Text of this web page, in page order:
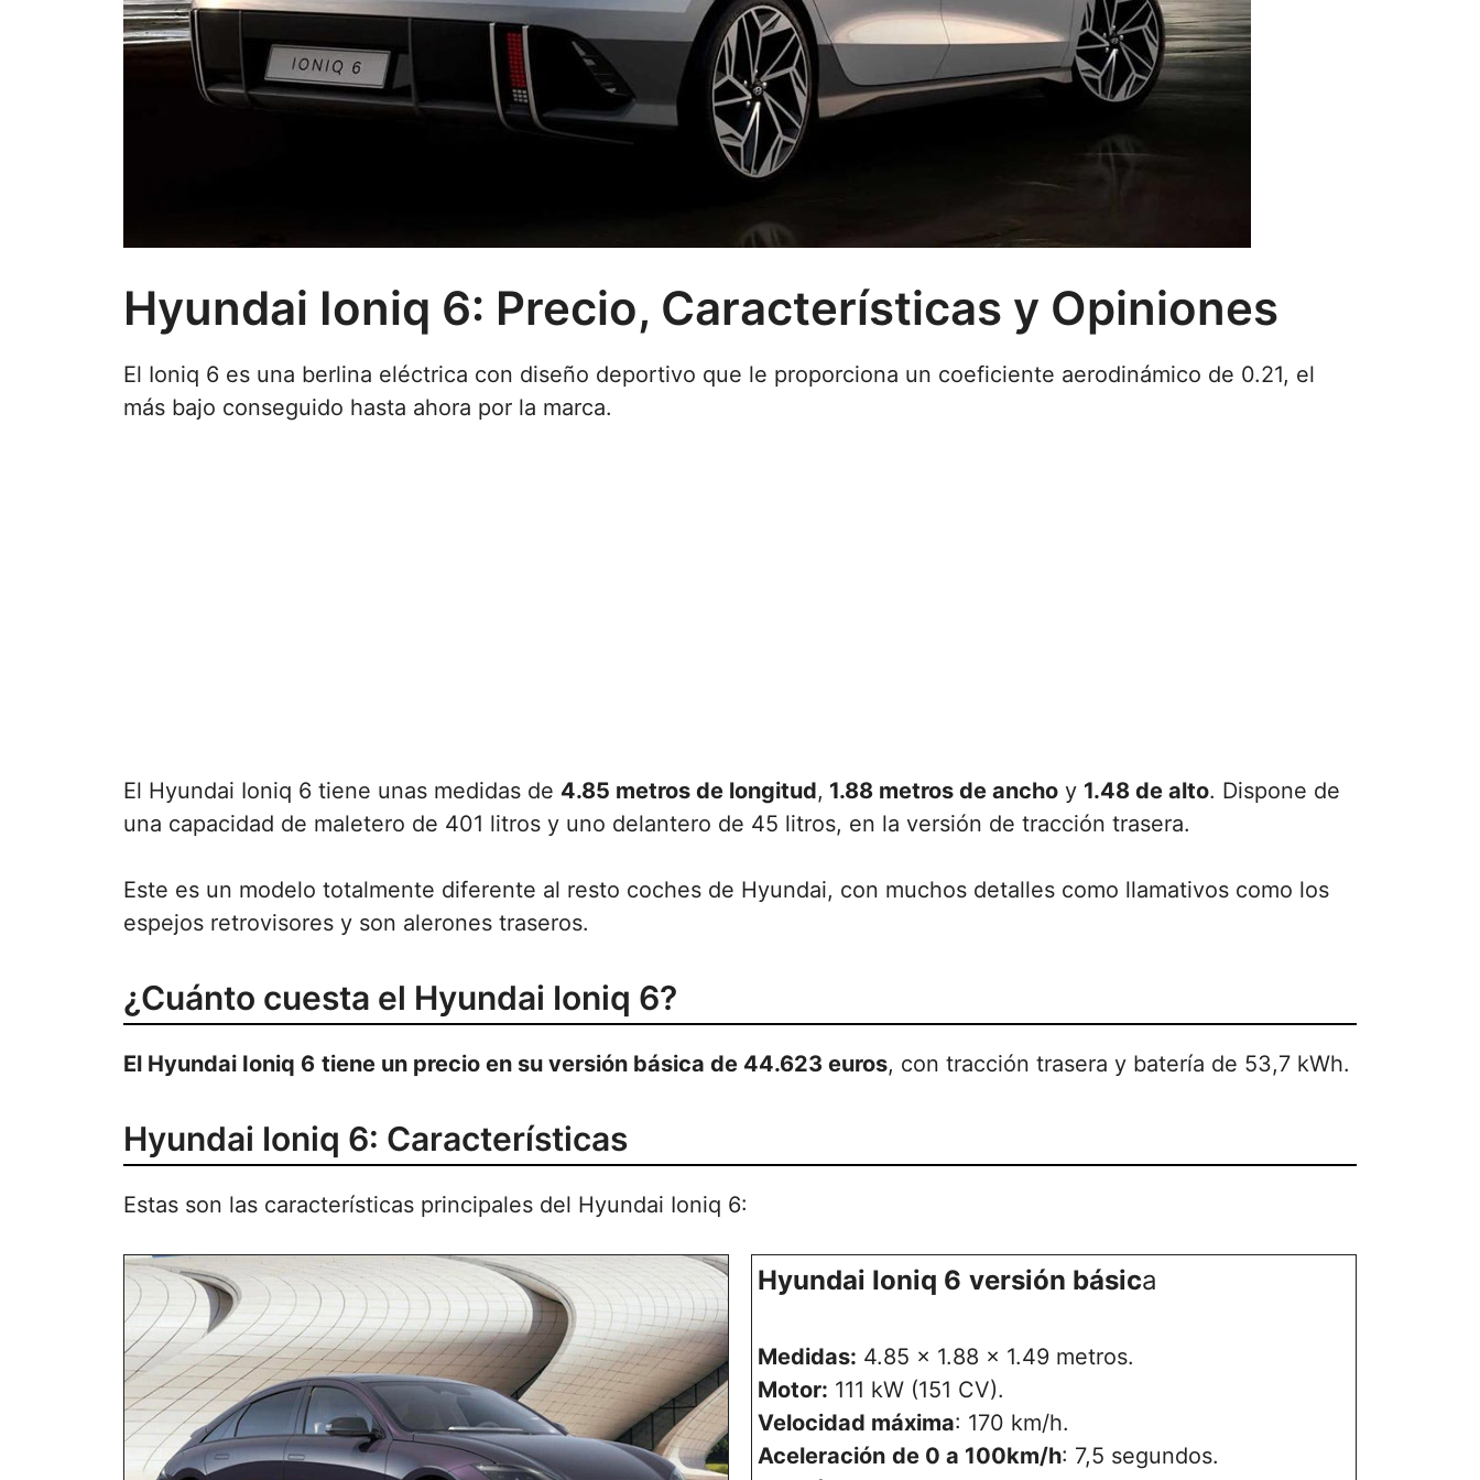
Hyundai Ioniq 6: Precio, Características y Opiniones
El Ioniq 6 es una berlina eléctrica con diseño deportivo que le proporciona un coeficiente aerodinámico de 0.21, el
más bajo conseguido hasta ahora por la marca.
El Hyundai Ioniq 6 tiene unas medidas de 4.85 metros de longitud, 1.88 metros de ancho y 1.48 de alto. Dispone de
una capacidad de maletero de 401 litros y uno delantero de 45 litros, en la versión de tracción trasera.
Este es un modelo totalmente diferente al resto coches de Hyundai, con muchos detalles como llamativos como los
espejos retrovisores y son alerones traseros.
¿Cuánto cuesta el Hyundai Ioniq 6?
El Hyundai Ioniq 6 tiene un precio en su versión básica de 44.623 euros, con tracción trasera y batería de 53,7 kWh.
Hyundai Ioniq 6: Características
Estas son las características principales del Hyundai Ioniq 6:
Hyundai Ioniq 6 versión básica
Medidas: 4.85 x 1.88 x 1.49 metros.
Motor: 111 kW (151 CV).
Velocidad máxima: 170 km/h.
Aceleración de 0 a 100km/h: 7,5 segundos.